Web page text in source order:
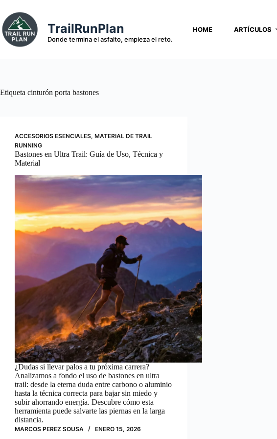
contenido
TrailRunPlan
Donde termina el asfalto, empieza el reto.
HOME ARTÍCULOS
Etiqueta cinturón porta bastones
ACCESORIOS ESENCIALES, MATERIAL DE TRAIL
RUNNING
Bastones en Ultra Trail: Guía de Uso, Técnica y
Material
¿Dudas si llevar palos a tu próxima carrera?
Analizamos a fondo el uso de bastones en ultra
trail: desde la eterna duda entre carbono o aluminio
hasta la técnica correcta para bajar sin miedo y
subir ahorrando energía. Descubre cómo esta
herramienta puede salvarte las piernas en la larga
distancia.
MARCOS PEREZ SOUSA ENERO 15, 2026